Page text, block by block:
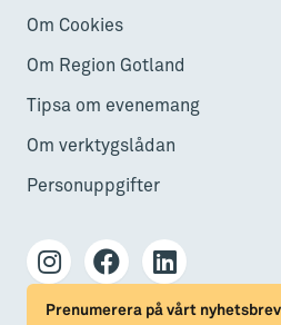
Om Cookies
Om Region Gotland
Tipsa om evenemang
Om verktygslådan
Personuppgifter
Prenumerera på vårt nyhetsbrev